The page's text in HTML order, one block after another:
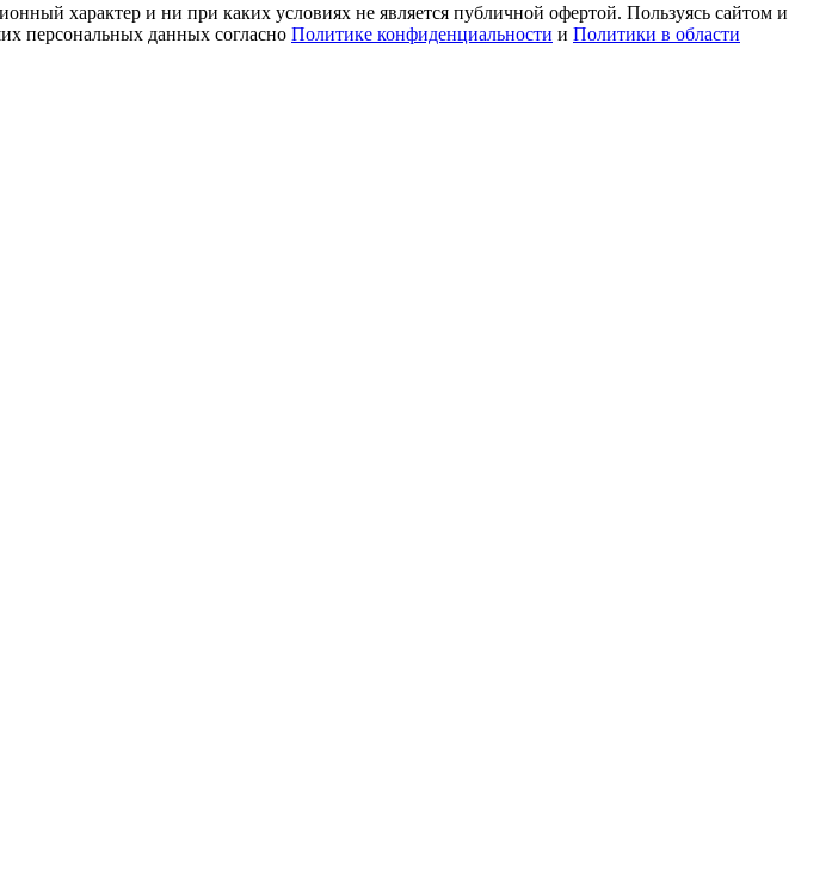
характер и ни при каких условиях не является публичной офертой. Пользуясь сайтом и
персональных данных согласно Политике конфиденциальности и Политики в области